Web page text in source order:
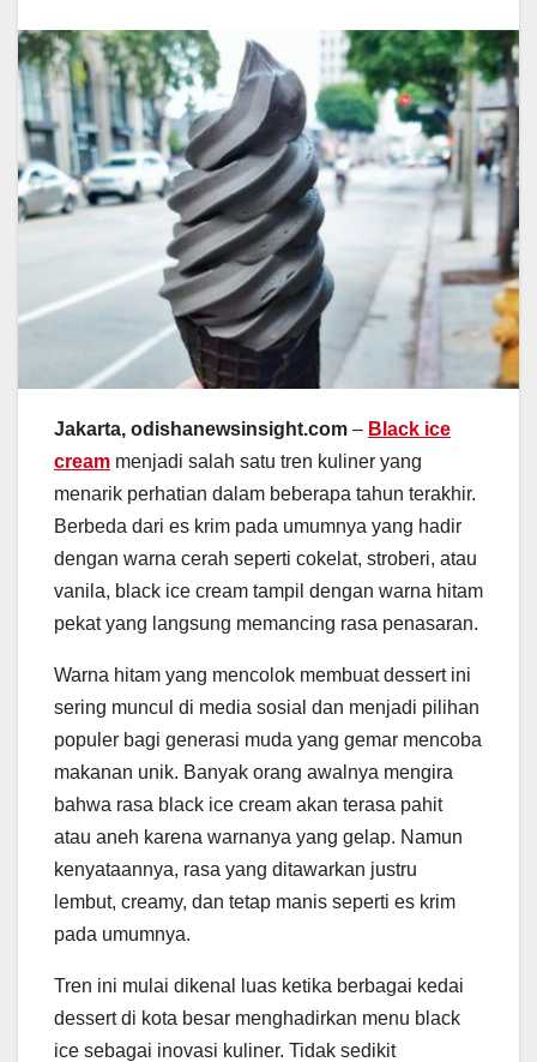
Jakarta, odishanewsinsight.com – Black ice
cream menjadi salah satu tren kuliner yang
menarik perhatian dalam beberapa tahun terakhir.
Berbeda dari es krim pada umumnya yang hadir
dengan warna cerah seperti cokelat, stroberi, atau
vanila, black ice cream tampil dengan warna hitam
pekat yang langsung memancing rasa penasaran.
Warna hitam yang mencolok membuat dessert ini
sering muncul di media sosial dan menjadi pilihan
populer bagi generasi muda yang gemar mencoba
makanan unik. Banyak orang awalnya mengira
bahwa rasa black ice cream akan terasa pahit
atau aneh karena warnanya yang gelap. Namun
kenyataannya, rasa yang ditawarkan justru
lembut, creamy, dan tetap manis seperti es krim
pada umumnya.
Tren ini mulai dikenal luas ketika berbagai kedai
dessert di kota besar menghadirkan menu black
ice sebagai inovasi kuliner. Tidak sedikit